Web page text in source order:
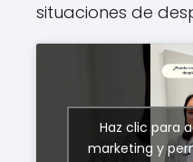
situaciones de
Haz clic para
marketing y